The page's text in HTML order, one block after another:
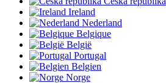
Ireland
Nederland
Belgique
België
Portugal
Belgien
Norge